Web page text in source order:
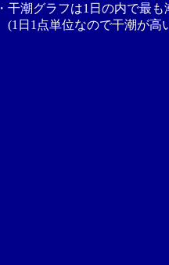
・干潮グラフは1日の内で最
(1日1点単位なので干潮が高